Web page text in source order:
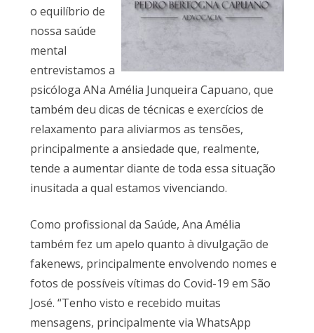
o equilíbrio de
nossa saúde
mental
entrevistamos a
psicóloga ANa Amélia Junqueira Capuano, que
também deu dicas de técnicas e exercícios de
relaxamento para aliviarmos as tensões,
principalmente a ansiedade que, realmente,
tende a aumentar diante de toda essa situação
inusitada a qual estamos vivenciando.
Como profissional da Saúde, Ana Amélia
também fez um apelo quanto à divulgação de
fakenews, principalmente envolvendo nomes e
fotos de possíveis vítimas do Covid-19 em São
José. “Tenho visto e recebido muitas
mensagens, principalmente via WhatsApp